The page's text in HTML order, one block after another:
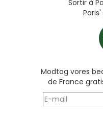
Sortir à
Modtag vores
de France